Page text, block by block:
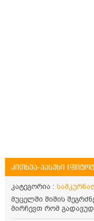
კითხვა-პასუხი
კატეგორია :
მუცელში შიშის
მირჩევთ რომ